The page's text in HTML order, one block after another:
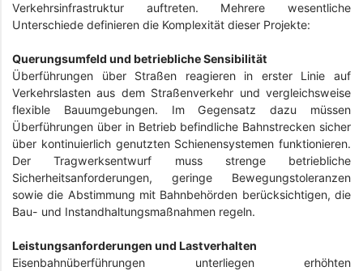
Verkehrsinfrastruktur auftreten. Mehrere wesentliche
Unterschiede definieren die Komplexität dieser Projekte:
Querungsumfeld und betriebliche Sensibilität
Überführungen über Straßen reagieren in erster Linie auf
Verkehrslasten aus dem Straßenverkehr und vergleichsweise
flexible Bauumgebungen. Im Gegensatz dazu müssen
Überführungen über in Betrieb befindliche Bahnstrecken sicher
über kontinuierlich genutzten Schienensystemen funktionieren.
Der Tragwerksentwurf muss strenge betriebliche
Sicherheitsanforderungen, geringe Bewegungstoleranzen
sowie die Abstimmung mit Bahnbehörden berücksichtigen, die
Bau- und Instandhaltungsmaßnahmen regeln.
Leistungsanforderungen und Lastverhalten
Eisenbahnüberführungen unterliegen erhöhten